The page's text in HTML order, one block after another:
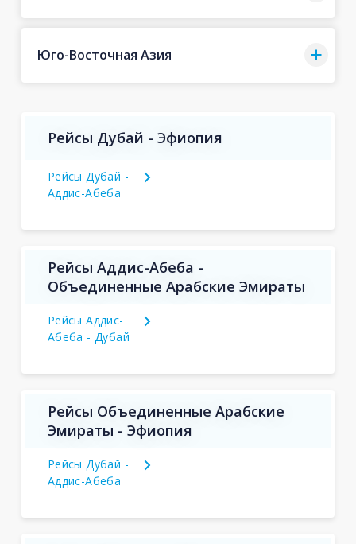
Юго-Восточная Азия
Рейсы Дубай - Эфиопия
Рейсы Дубай -
Аддис-Абеба
Рейсы Аддис-Абеба -
Объединенные Арабские Эмираты
Рейсы Аддис-
Абеба - Дубай
Рейсы Объединенные Арабские
Эмираты - Эфиопия
Рейсы Дубай -
Аддис-Абеба